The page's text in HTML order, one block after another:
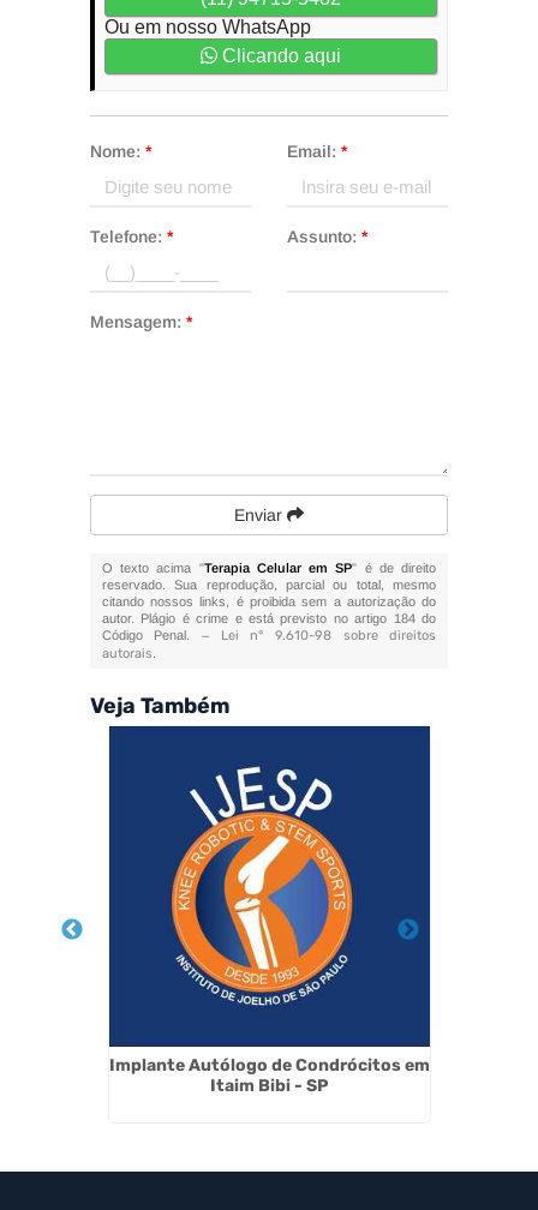
Ou em nosso WhatsApp
Clicando aqui
Nome: * Email: *
Telefone: * Assunto: *
Mensagem: *
Enviar
O texto acima "Terapia Celular em SP" é de direito
reservado. Sua reprodução, parcial ou total, mesmo
citando nossos links, é proibida sem a autorização do
autor. Plágio é crime e está previsto no artigo 184 do
Código Penal. –
Lei n° 9.610-98 sobre direitos
autorais.
Veja Também
Implante Autólogo de Condrócitos em
Itaim Bibi - SP